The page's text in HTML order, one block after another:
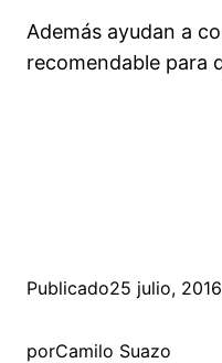
Además ayudan a
recomendable para
Publicado25 julio, 2016
porCamilo Suazo